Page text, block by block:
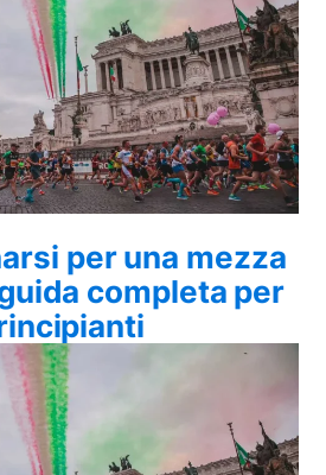
per una mezza
completa per